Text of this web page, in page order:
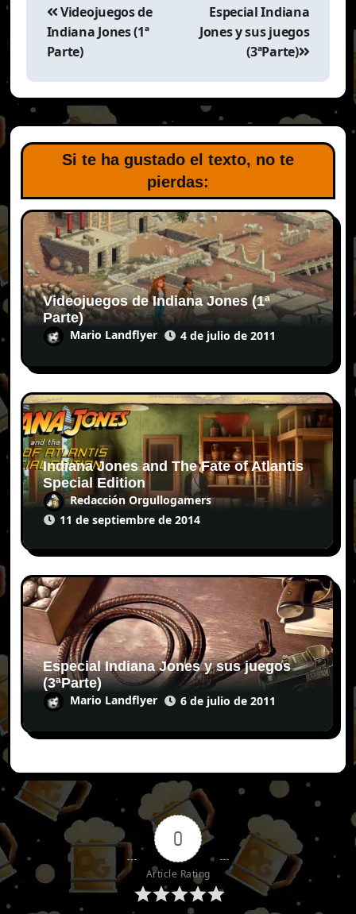
entradas
Videojuegos de
Indiana Jones (1ª
Parte)
Especial Indiana
Jones y sus juegos
(3ªParte)
Si te ha gustado el texto, no te
pierdas:
Videojuegos de Indiana Jones (1ª
Parte)
Mario Landflyer 4 de julio de 2011
Indiana Jones and The Fate of Atlantis
Special Edition
Redacción Orgullogamers
11 de septiembre de 2014
Especial Indiana Jones y sus juegos
(3ªParte)
Mario Landflyer 6 de julio de 2011
0
Article Rating